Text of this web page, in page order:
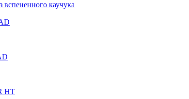
вспененного каучука
HT